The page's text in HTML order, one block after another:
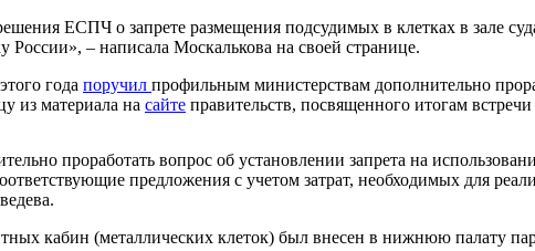
ЕСПЧ о запрете размещения подсудимых в клетках в зале
– написала Москалькова на своей странице.
года поручил профильным министерствам дополнительно
из материала на сайте правительств, посвященного итогам
проработать вопрос об установлении запрета на
предложения с учетом затрат, необходимых для
кабин (металлических клеток) был внесен в нижнюю палату